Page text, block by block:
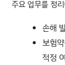
주요 업무를 정
손해
보험
적정